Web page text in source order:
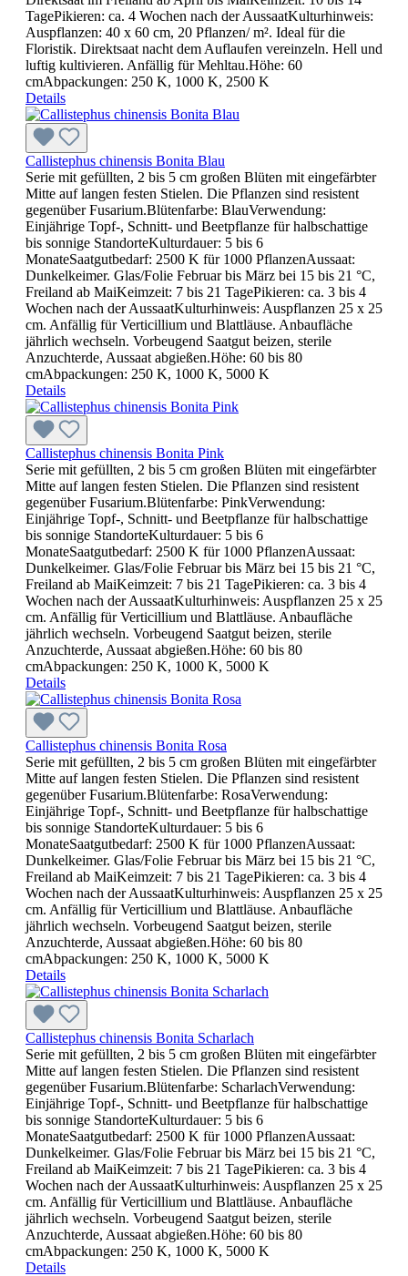
TagePikieren: ca. 4 Wochen nach der AussaatKulturhinweis:
Auspflanzen: 40 x 60 cm, 20 Pflanzen/ m². Ideal für die
Floristik. Direktsaat nacht dem Auflaufen vereinzeln. Hell und
luftig kultivieren. Anfällig für Mehltau.Höhe: 60
cmAbpackungen: 250 K, 1000 K, 2500 K
Details
Callistephus chinensis Bonita Blau
Serie mit gefüllten, 2 bis 5 cm großen Blüten mit eingefärbter
Mitte auf langen festen Stielen. Die Pflanzen sind resistent
gegenüber Fusarium.Blütenfarbe: BlauVerwendung:
Einjährige Topf-, Schnitt- und Beetpflanze für halbschattige
bis sonnige StandorteKulturdauer: 5 bis 6
MonateSaatgutbedarf: 2500 K für 1000 PflanzenAussaat:
Dunkelkeimer. Glas/Folie Februar bis März bei 15 bis 21 °C,
Freiland ab MaiKeimzeit: 7 bis 21 TagePikieren: ca. 3 bis 4
Wochen nach der AussaatKulturhinweis: Auspflanzen 25 x 25
cm. Anfällig für Verticillium und Blattläuse. Anbaufläche
jährlich wechseln. Vorbeugend Saatgut beizen, sterile
Anzuchterde, Aussaat abgießen.Höhe: 60 bis 80
cmAbpackungen: 250 K, 1000 K, 5000 K
Details
Callistephus chinensis Bonita Pink
Serie mit gefüllten, 2 bis 5 cm großen Blüten mit eingefärbter
Mitte auf langen festen Stielen. Die Pflanzen sind resistent
gegenüber Fusarium.Blütenfarbe: PinkVerwendung:
Einjährige Topf-, Schnitt- und Beetpflanze für halbschattige
bis sonnige StandorteKulturdauer: 5 bis 6
MonateSaatgutbedarf: 2500 K für 1000 PflanzenAussaat:
Dunkelkeimer. Glas/Folie Februar bis März bei 15 bis 21 °C,
Freiland ab MaiKeimzeit: 7 bis 21 TagePikieren: ca. 3 bis 4
Wochen nach der AussaatKulturhinweis: Auspflanzen 25 x 25
cm. Anfällig für Verticillium und Blattläuse. Anbaufläche
jährlich wechseln. Vorbeugend Saatgut beizen, sterile
Anzuchterde, Aussaat abgießen.Höhe: 60 bis 80
cmAbpackungen: 250 K, 1000 K, 5000 K
Details
Callistephus chinensis Bonita Rosa
Serie mit gefüllten, 2 bis 5 cm großen Blüten mit eingefärbter
Mitte auf langen festen Stielen. Die Pflanzen sind resistent
gegenüber Fusarium.Blütenfarbe: RosaVerwendung:
Einjährige Topf-, Schnitt- und Beetpflanze für halbschattige
bis sonnige StandorteKulturdauer: 5 bis 6
MonateSaatgutbedarf: 2500 K für 1000 PflanzenAussaat:
Dunkelkeimer. Glas/Folie Februar bis März bei 15 bis 21 °C,
Freiland ab MaiKeimzeit: 7 bis 21 TagePikieren: ca. 3 bis 4
Wochen nach der AussaatKulturhinweis: Auspflanzen 25 x 25
cm. Anfällig für Verticillium und Blattläuse. Anbaufläche
jährlich wechseln. Vorbeugend Saatgut beizen, sterile
Anzuchterde, Aussaat abgießen.Höhe: 60 bis 80
cmAbpackungen: 250 K, 1000 K, 5000 K
Details
Callistephus chinensis Bonita Scharlach
Serie mit gefüllten, 2 bis 5 cm großen Blüten mit eingefärbter
Mitte auf langen festen Stielen. Die Pflanzen sind resistent
gegenüber Fusarium.Blütenfarbe: ScharlachVerwendung:
Einjährige Topf-, Schnitt- und Beetpflanze für halbschattige
bis sonnige StandorteKulturdauer: 5 bis 6
MonateSaatgutbedarf: 2500 K für 1000 PflanzenAussaat:
Dunkelkeimer. Glas/Folie Februar bis März bei 15 bis 21 °C,
Freiland ab MaiKeimzeit: 7 bis 21 TagePikieren: ca. 3 bis 4
Wochen nach der AussaatKulturhinweis: Auspflanzen 25 x 25
cm. Anfällig für Verticillium und Blattläuse. Anbaufläche
jährlich wechseln. Vorbeugend Saatgut beizen, sterile
Anzuchterde, Aussaat abgießen.Höhe: 60 bis 80
cmAbpackungen: 250 K, 1000 K, 5000 K
Details